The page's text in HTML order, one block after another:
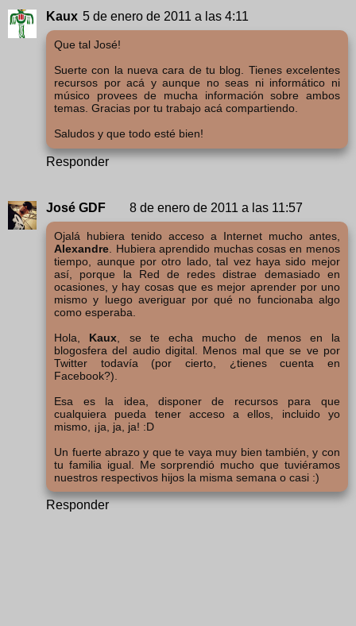
Kaux 5 de enero de 2011 a las 4:11
Que tal José!
Suerte con la nueva cara de tu blog. Tienes excelentes
recursos por acá y aunque no seas ni informático ni
músico provees de mucha información sobre ambos
temas. Gracias por tu trabajo acá compartiendo.
Saludos y que todo esté bien!
Responder
José GDF 8 de enero de 2011 a las 11:57
Ojalá hubiera tenido acceso a Internet mucho antes,
Alexandre . Hubiera aprendido muchas cosas en menos
tiempo, aunque por otro lado, tal vez haya sido mejor
así, porque la Red de redes distrae demasiado en
ocasiones, y hay cosas que es mejor aprender por uno
mismo y luego averiguar por qué no funcionaba algo
como esperaba.
Hola, Kaux , se te echa mucho de menos en la
blogosfera del audio digital. Menos mal que se ve por
Twitter todavía (por cierto, ¿tienes cuenta en
Facebook?).
Esa es la idea, disponer de recursos para que
cualquiera pueda tener acceso a ellos, incluido yo
mismo, ¡ja, ja, ja! :D
Un fuerte abrazo y que te vaya muy bien también, y con
tu familia igual. Me sorprendió mucho que tuviéramos
nuestros respectivos hijos la misma semana o casi :)
Responder